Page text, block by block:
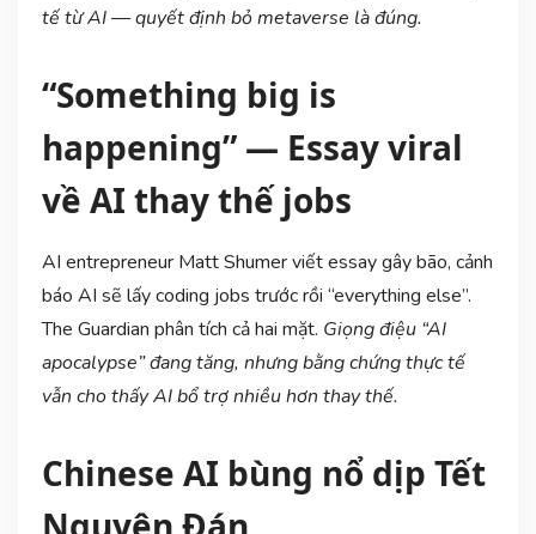
tế từ AI — quyết định bỏ metaverse là đúng.
“Something big is
happening” — Essay viral
về AI thay thế jobs
AI entrepreneur Matt Shumer viết essay gây bão, cảnh
báo AI sẽ lấy coding jobs trước rồi “everything else”.
The Guardian phân tích cả hai mặt. Giọng điệu “AI
apocalypse” đang tăng, nhưng bằng chứng thực tế
vẫn cho thấy AI bổ trợ nhiều hơn thay thế.
Chinese AI bùng nổ dịp Tết